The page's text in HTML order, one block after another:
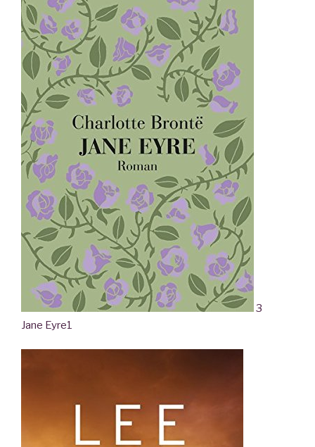
3
Jane Eyre1